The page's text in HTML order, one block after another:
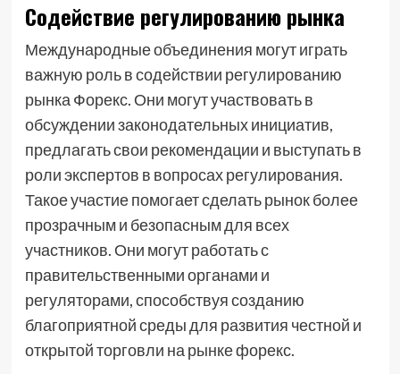
Содействие регулированию рынка
Международные объединения могут играть
важную роль в содействии регулированию
рынка Форекс. Они могут участвовать в
обсуждении законодательных инициатив,
предлагать свои рекомендации и выступать в
роли экспертов в вопросах регулирования.
Такое участие помогает сделать рынок более
прозрачным и безопасным для всех
участников. Они могут работать с
правительственными органами и
регуляторами, способствуя созданию
благоприятной среды для развития честной и
открытой торговли на рынке форекс.